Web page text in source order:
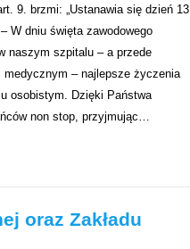
9. brzmi: „Ustanawia się dzień 13
W dniu święta zawodowego
naszym szpitalu – a przede
– najlepsze życzenia
osobistym. Dzięki Państwa
non stop, przyjmując…
oraz Zakładu